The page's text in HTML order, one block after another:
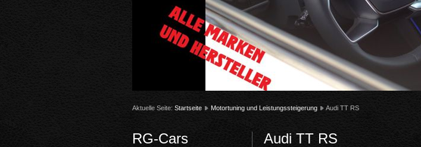
Aktuelle Seite: Startseite Motortuning und Leistungssteigerung Audi TT RS
RG-Cars
Audi TT RS